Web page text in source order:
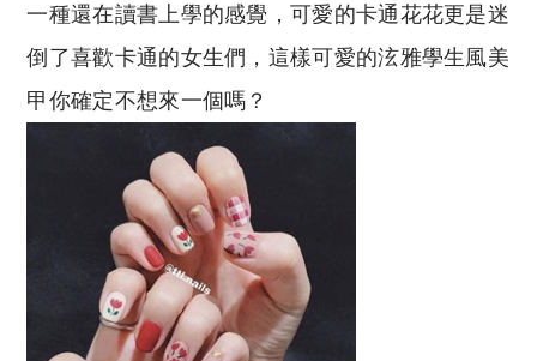
一種還在讀書上學的感覺，可愛的卡通花花更是迷
倒了喜歡卡通的女生們，這樣可愛的泫雅學生風美
甲你確定不想來一個嗎？